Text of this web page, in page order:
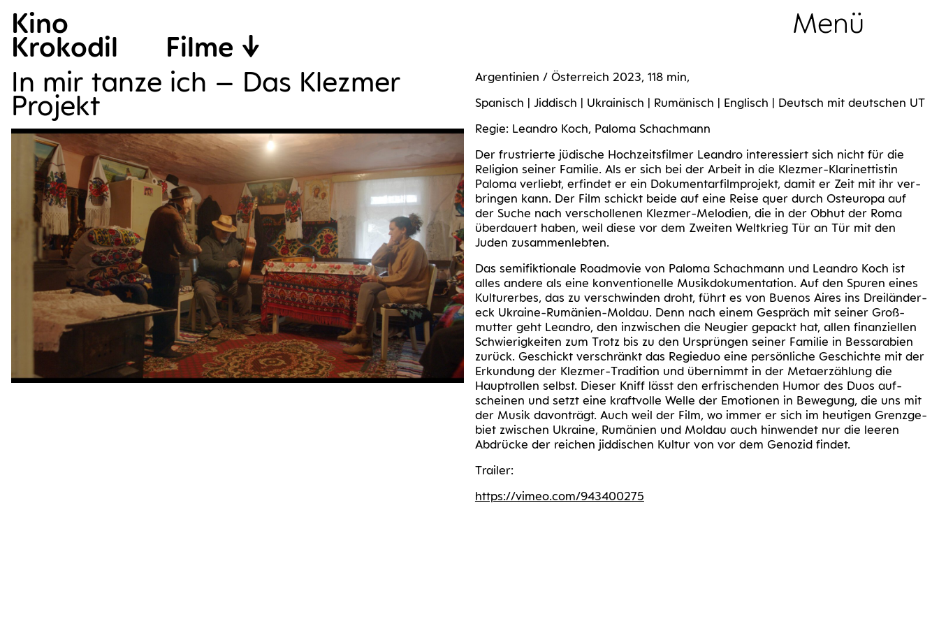
Kino
Krokodil Filme
Menü
In mir tan­ze ich – Das Klez­mer
Projekt
Argen­ti­ni­en / Öster­reich 2023, 118 min,
Spa­nisch | Jid­disch | Ukrai­nisch | Rumä­nisch | Eng­lisch | Deutsch mit deut­schen UT
Regie: Lean­dro Koch, Palo­ma Schachmann
Der frus­trier­te jüdi­sche Hoch­zeits­fil­mer Lean­dro inter­es­siert sich nicht für die
Reli­gi­on sei­ner Fami­lie. Als er sich bei der Arbeit in die Klez­mer-Kla­ri­net­tis­tin
Palo­ma ver­liebt, erfin­det er ein Doku­men­tar­film­pro­jekt, damit er Zeit mit ihr ver­
brin­gen kann. Der Film schickt bei­de auf eine Rei­se quer durch Ost­eu­ro­pa auf
der Suche nach ver­schol­le­nen Klez­mer-Melo­dien, die in der Obhut der Roma
über­dau­ert haben, weil die­se vor dem Zwei­ten Welt­krieg Tür an Tür mit den
Juden zusammenlebten.
Das semi­fik­tio­na­le Road­mo­vie von Palo­ma Schach­mann und Lean­dro Koch ist
alles ande­re als eine kon­ven­tio­nel­le Musik­do­ku­men­ta­ti­on. Auf den Spu­ren eines
Kul­tur­er­bes, das zu ver­schwin­den droht, führt es von Bue­nos Aires ins Drei­län­der­
eck Ukrai­ne-Rumä­ni­en-Mol­dau. Denn nach einem Gespräch mit sei­ner Groß­
mutter geht Lean­dro, den inzwi­schen die Neu­gier gepackt hat, allen finan­zi­el­len
Schwie­rig­kei­ten zum Trotz bis zu den Ursprün­gen sei­ner Fami­lie in Bes­sa­ra­bi­en
zurück. Geschickt ver­schränkt das Regie­duo eine per­sön­li­che Geschich­te mit der
Erkun­dung der Klez­mer-Tra­di­ti­on und über­nimmt in der Metaer­zäh­lung die
Haupt­rol­len selbst. Die­ser Kniff lässt den erfri­schen­den Humor des Duos auf­
schei­nen und setzt eine kraft­vol­le Wel­le der Emo­tio­nen in Bewe­gung, die uns mit
der Musik davon­trägt. Auch weil der Film, wo immer er sich im heu­ti­gen Grenz­ge­
biet zwi­schen Ukrai­ne, Rumä­ni­en und Mol­dau auch hin­wen­det nur die lee­ren
Abdrü­cke der rei­chen jid­di­schen Kul­tur von vor dem Geno­zid findet.
Trai­ler:
https://​vimeo​.com/​9​4​3​400275